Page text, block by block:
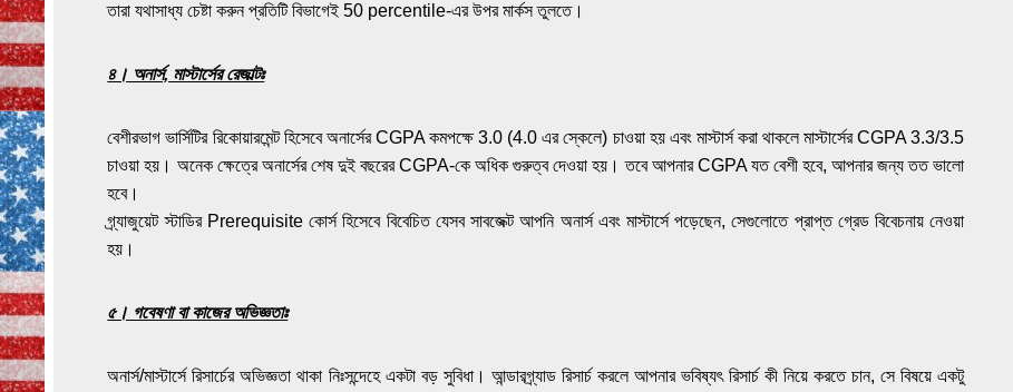
তারা যথাসাধ্য চেষ্টা করুন প্রতিটি বিভাগেই 50 percentile-এর উপর মার্কস তুলতে।
৪। অনার্স, মাস্টার্সের রেজাল্টঃ
বেশীরভাগ ভার্সিটির রিকোয়ারমেন্ট হিসেবে অনার্সের CGPA কমপক্ষে 3.0 (4.0 এর স্কেলে) চাওয়া হয় এবং মাস্টার্স করা থাকলে মাস্টার্সের CGPA 3.3/3.5
চাওয়া হয়। অনেক ক্ষেত্রে অনার্সের শেষ দুই বছরের CGPA-কে অধিক গুরুত্ব দেওয়া হয়। তবে আপনার CGPA যত বেশী হবে, আপনার জন্য তত ভালো
হবে।
গ্র্যাজুয়েট স্টাডির Prerequisite কোর্স হিসেবে বিবেচিত যেসব সাবজেক্ট আপনি অনার্স এবং মাস্টার্সে পড়েছেন, সেগুলোতে প্রাপ্ত গ্রেড বিবেচনায় নেওয়া
হয়।
৫। গবেষণা বা কাজের অভিজ্ঞতাঃ
অনার্স/মাস্টার্সে রিসার্চের অভিজ্ঞতা থাকা নিঃসন্দেহে একটা বড় সুবিধা। আন্ডারগ্র্যাড রিসার্চ করলে আপনার ভবিষ্যৎ রিসার্চ কী নিয়ে করতে চান, সে বিষয়ে একটু